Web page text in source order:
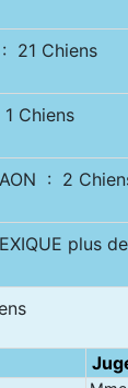
21 Chiens
Chiens
: 2
plus